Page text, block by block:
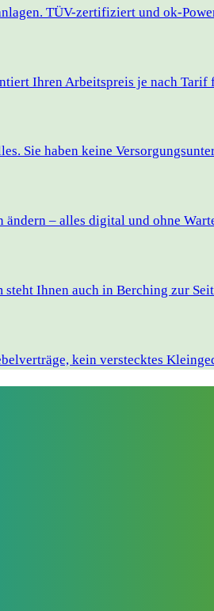
TÜV-zertifiziert und ok-
Ihren Arbeitspreis je nach
Sie haben keine
ändern – alles digital und ohne
Ihnen auch in Berching zur
kein verstecktes